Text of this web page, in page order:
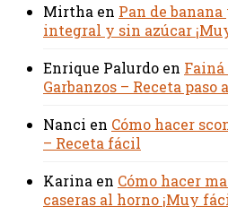
Mirtha en Pan de
integral y sin azúcar
Enrique Palurdo en
Garbanzos – Receta paso
Nanci en Cómo hacer
– Receta fácil
Karina en Cómo hacer
caseras al horno ¡Muy